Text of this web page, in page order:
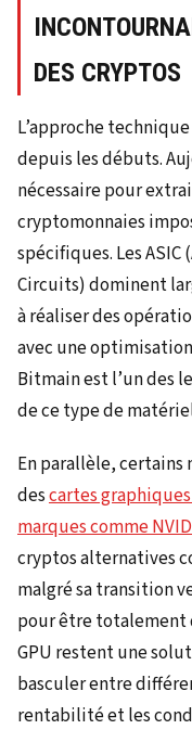
DES CRYPTOS
L’approche
depuis les débuts.
nécessaire pour
cryptomonnaies
spécifiques. Les
Circuits) dominent
à réaliser des
avec une
Bitmain est l’un des
de ce type de
En parallèle,
descartes
marques comme
cryptos alternatives
malgré sa transition
pour être totalement
GPU restent une
basculer entre
rentabilité et les